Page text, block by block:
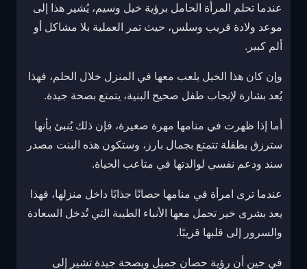
عندما تحلم المرأة الحامل برؤية خيل وسيم، يُشير هذا إلى
موعد ولادة قريب وسلس، حيث تمر العملية بلا مشاكل أو
ألم كبير.
وإن كان هذا الخيل يلعب معها في المنزل خلال الحلم، فهذا
يُعد بشارة لإنجاب طفل صحيح البنية، يتمتع بصحة جيدة.
أما إذا ظهرت في منامها مهرة صغيرة، فإن ذلك يُنبئ بأنها
سترزق بطفلة تتمتع بجمال بارز، وستكون هذه البنت مصدر
سند ودعم نفسي لوالدتها في متاعب الحياة.
عندما ترى امرأة في منامها حصانًا جذابًا داخل منزلها، فهذا
يعد بشرى خير تحمل معها الأنباء الطيبة التي تُدخل السعادة
والسرور إلى قلبها قريبًا.
في حين أن رؤية حصان جميل وبصحة جيدة تشير إلى